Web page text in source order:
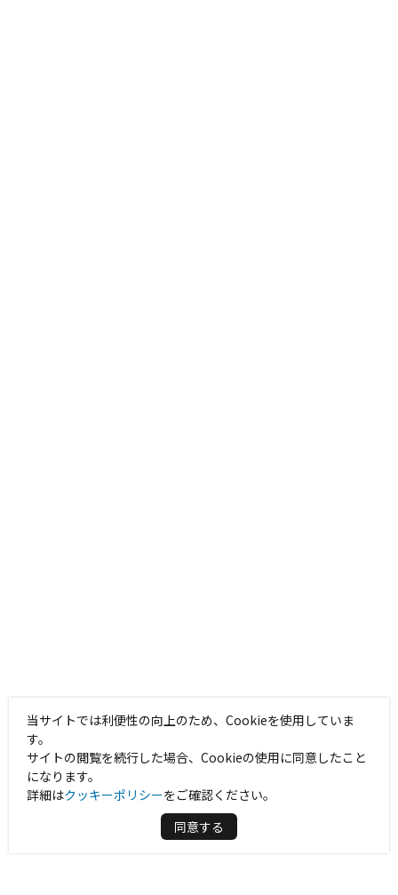
当サイトでは利便性の向上のため、Cookieを使用していま
す。
サイトの閲覧を続行した場合、Cookieの使用に同意したこと
になります。
詳細はクッキーポリシーをご確認ください。
同意する